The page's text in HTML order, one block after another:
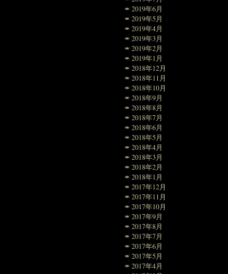
2019年6月
2019年5月
2019年4月
2019年3月
2019年2月
2019年1月
2018年12月
2018年11月
2018年10月
2018年9月
2018年8月
2018年7月
2018年6月
2018年5月
2018年4月
2018年3月
2018年2月
2018年1月
2017年12月
2017年11月
2017年10月
2017年9月
2017年8月
2017年7月
2017年6月
2017年5月
2017年4月